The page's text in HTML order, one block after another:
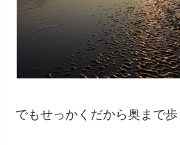
でもせっかくだから奥まで歩